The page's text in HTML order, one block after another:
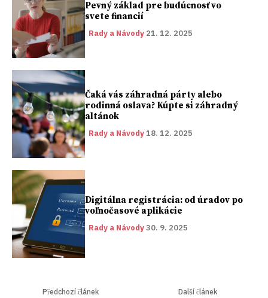
Pevný základ pre budúcnosť vo
svete financií
Rady a Návody 21. 12. 2025
Čaká vás záhradná párty alebo
rodinná oslava? Kúpte si záhradný
altánok
Rady a Návody18. 12. 2025
Digitálna registrácia: od úradov po
voľnočasové aplikácie
Rady a Návody30. 9. 2025
Předchozí článek Další článek